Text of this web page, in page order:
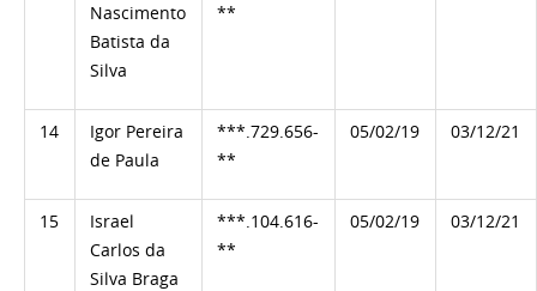
Nascimento
Batista da
Silva
**
14
Igor Pereira
de Paula
***.729.656-
**
05/02/19 03/12/21
15
Israel
Carlos da
Silva Braga
***.104.616-
**
05/02/19 03/12/21